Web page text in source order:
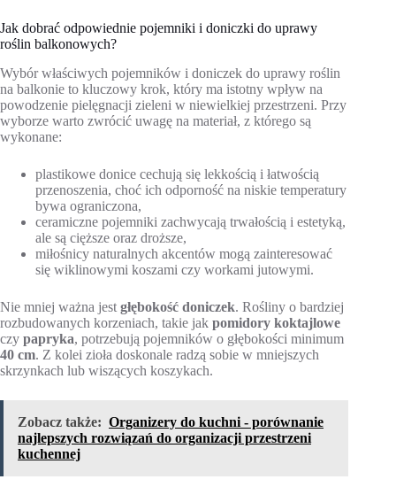
Jak dobrać odpowiednie pojemniki i doniczki do uprawy
roślin balkonowych?
Wybór właściwych pojemników i doniczek do uprawy roślin
na balkonie to kluczowy krok, który ma istotny wpływ na
powodzenie pielęgnacji zieleni w niewielkiej przestrzeni. Przy
wyborze warto zwrócić uwagę na materiał, z którego są
wykonane:
plastikowe donice cechują się lekkością i łatwością
przenoszenia, choć ich odporność na niskie temperatury
bywa ograniczona,
ceramiczne pojemniki zachwycają trwałością i estetyką,
ale są cięższe oraz droższe,
miłośnicy naturalnych akcentów mogą zainteresować
się wiklinowymi koszami czy workami jutowymi.
Nie mniej ważna jest głębokość doniczek. Rośliny o bardziej
rozbudowanych korzeniach, takie jak pomidory koktajlowe
czy papryka, potrzebują pojemników o głębokości minimum
40 cm. Z kolei zioła doskonale radzą sobie w mniejszych
skrzynkach lub wiszących koszykach.
Zobacz także: Organizery do kuchni - porównanie
najlepszych rozwiązań do organizacji przestrzeni
kuchennej